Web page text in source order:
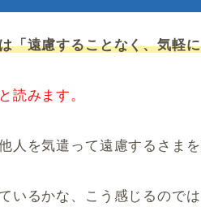
「遠慮することなく、気軽
読みます。
人を気遣って遠慮するさまを
いるかな、こう感じるので